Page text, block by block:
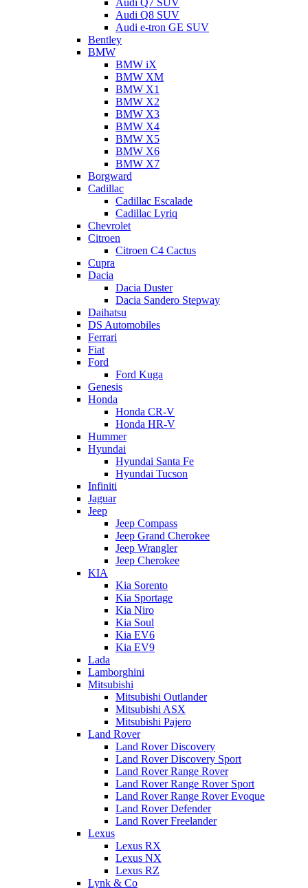
Audi Q7 SUV
Audi Q8 SUV
Audi e-tron GE SUV
Bentley
BMW
BMW iX
BMW XM
BMW X1
BMW X2
BMW X3
BMW X4
BMW X5
BMW X6
BMW X7
Borgward
Cadillac
Cadillac Escalade
Cadillac Lyriq
Chevrolet
Citroen
Citroen C4 Cactus
Cupra
Dacia
Dacia Duster
Dacia Sandero Stepway
Daihatsu
DS Automobiles
Ferrari
Fiat
Ford
Ford Kuga
Genesis
Honda
Honda CR-V
Honda HR-V
Hummer
Hyundai
Hyundai Santa Fe
Hyundai Tucson
Infiniti
Jaguar
Jeep
Jeep Compass
Jeep Grand Cherokee
Jeep Wrangler
Jeep Cherokee
KIA
Kia Sorento
Kia Sportage
Kia Niro
Kia Soul
Kia EV6
Kia EV9
Lada
Lamborghini
Mitsubishi
Mitsubishi Outlander
Mitsubishi ASX
Mitsubishi Pajero
Land Rover
Land Rover Discovery
Land Rover Discovery Sport
Land Rover Range Rover
Land Rover Range Rover Sport
Land Rover Range Rover Evoque
Land Rover Defender
Land Rover Freelander
Lexus
Lexus RX
Lexus NX
Lexus RZ
Lynk & Co